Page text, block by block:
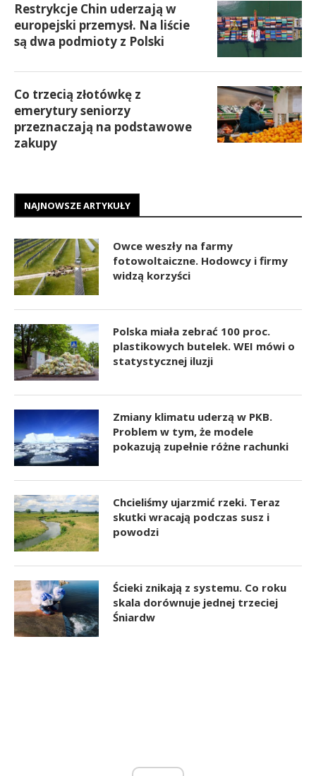
Restrykcje Chin uderzają w
europejski przemysł. Na liście
są dwa podmioty z Polski
Co trzecią złotówkę z
emerytury seniorzy
przeznaczają na podstawowe
zakupy
NAJNOWSZE ARTYKUŁY
Owce weszły na farmy
fotowoltaiczne. Hodowcy i firmy
widzą korzyści
Polska miała zebrać 100 proc.
plastikowych butelek. WEI mówi o
statystycznej iluzji
Zmiany klimatu uderzą w PKB.
Problem w tym, że modele
pokazują zupełnie różne rachunki
Chcieliśmy ujarzmić rzeki. Teraz
skutki wracają podczas susz i
powodzi
Ścieki znikają z systemu. Co roku
skala dorównuje jednej trzeciej
Śniardw